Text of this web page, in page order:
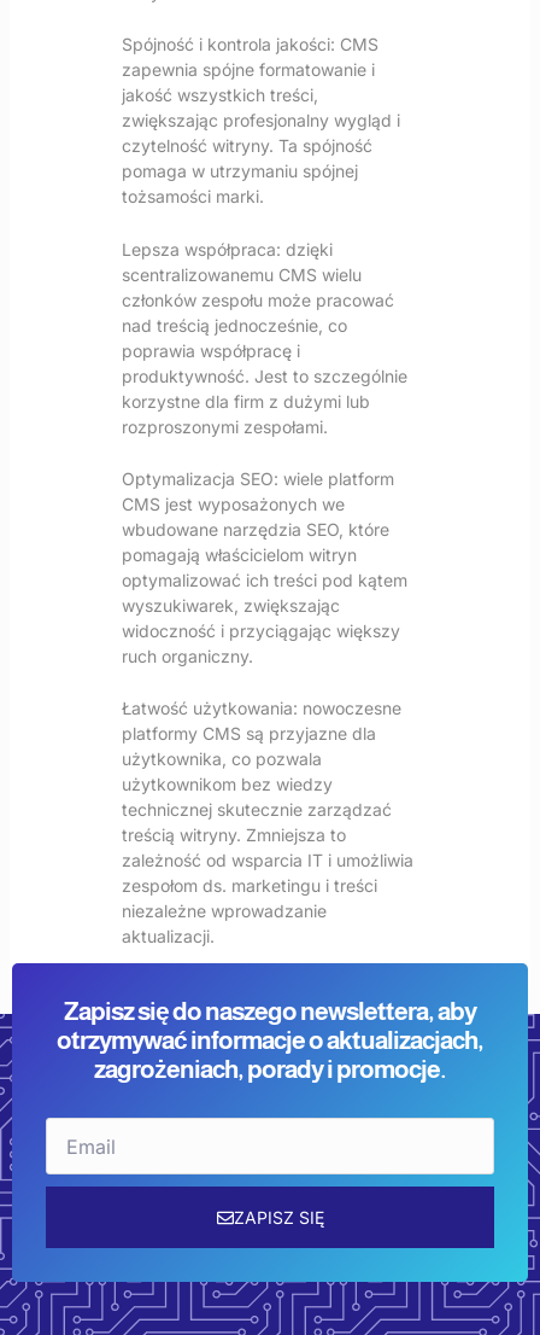
Spójność i kontrola jakości: CMS
zapewnia spójne formatowanie i
jakość wszystkich treści,
zwiększając profesjonalny wygląd i
czytelność witryny. Ta spójność
pomaga w utrzymaniu spójnej
tożsamości marki.
Lepsza współpraca: dzięki
scentralizowanemu CMS wielu
członków zespołu może pracować
nad treścią jednocześnie, co
poprawia współpracę i
produktywność. Jest to szczególnie
korzystne dla firm z dużymi lub
rozproszonymi zespołami.
Optymalizacja SEO: wiele platform
CMS jest wyposażonych we
wbudowane narzędzia SEO, które
pomagają właścicielom witryn
optymalizować ich treści pod kątem
wyszukiwarek, zwiększając
widoczność i przyciągając większy
ruch organiczny.
Łatwość użytkowania: nowoczesne
platformy CMS są przyjazne dla
użytkownika, co pozwala
użytkownikom bez wiedzy
technicznej skutecznie zarządzać
treścią witryny. Zmniejsza to
zależność od wsparcia IT i umożliwia
zespołom ds. marketingu i treści
niezależne wprowadzanie
aktualizacji.
Zapisz się do naszego newslettera, aby
otrzymywać informacje o aktualizacjach,
zagrożeniach, porady i promocje.
ZAPISZ SIĘ